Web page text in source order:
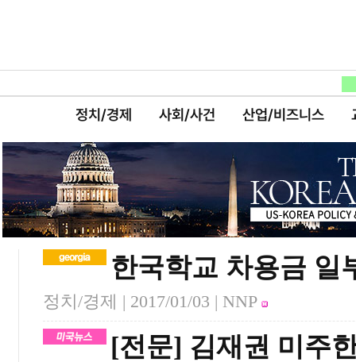
정치/경제 사회/사건 산업/비즈니스
한국학교 차용금 일
정치/경제 | 2017/01/03 | NNP
[전문] 김재권 미주